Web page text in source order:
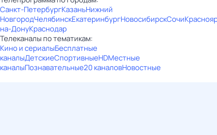
Санкт-ПетербургКазаньНижний
НовгородЧелябинскЕкатеринбургНовосибирскСочи
на-ДонуКраснодар
Телеканалы по тематикам:
Кино и сериалыБесплатные
каналыДетскиеСпортивныеHDМестные
каналыПознавательные20 каналовНовостные